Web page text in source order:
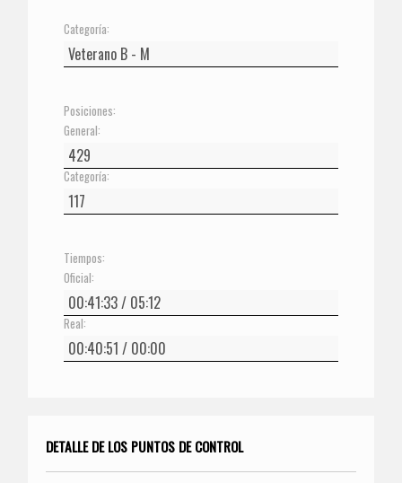
Categoría:
Posiciones:
General:
Categoría:
Tiempos:
Oficial:
Real:
DETALLE DE LOS PUNTOS DE CONTROL